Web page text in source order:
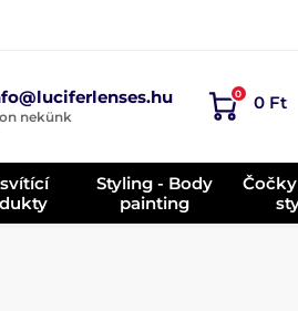
nekünk
0 0 Ft
Styling - Body
painting